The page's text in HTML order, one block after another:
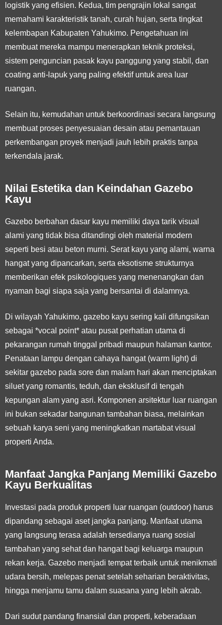
logistik yang efisien. Kedua, tim pengrajin lokal sangat
memahami karakteristik tanah, curah hujan, serta tingkat
kelembapan Kabupaten Yahukimo. Pengetahuan ini
membuat mereka mampu menerapkan teknik proteksi,
sistem penguncian pasak kayu panggung yang stabil, dan
coating anti-lapuk yang paling efektif untuk area luar
ruangan.
Selain itu, kemudahan untuk berkoordinasi secara langsung
membuat proses penyesuaian desain atau pemantauan
perkembangan proyek menjadi jauh lebih praktis tanpa
terkendala jarak.
Nilai Estetika dan Keindahan Gazebo
Kayu
Gazebo berbahan dasar kayu memiliki daya tarik visual
alami yang tidak bisa ditandingi oleh material modern
seperti besi atau beton murni. Serat kayu yang alami, warna
hangat yang dipancarkan, serta eksotisme strukturnya
memberikan efek psikologiques yang menenangkan dan
nyaman bagi siapa saja yang bersantai di dalamnya.
Di wilayah Yahukimo, gazebo kayu sering kali difungsikan
sebagai *vocal point* atau pusat perhatian utama di
pekarangan rumah tinggal pribadi maupun halaman kantor.
Penataan lampu dengan cahaya hangat (warm light) di
sekitar gazebo pada sore dan malam hari akan menciptakan
siluet yang romantis, teduh, dan eksklusif di tengah
kepungan alam yang asri. Komponen arsitektur luar ruangan
ini bukan sekadar bangunan tambahan biasa, melainkan
sebuah karya seni yang meningkatkan martabat visual
properti Anda.
Manfaat Jangka Panjang Memiliki Gazebo
Kayu Berkualitas
Investasi pada produk properti luar ruangan (outdoor) harus
dipandang sebagai aset jangka panjang. Manfaat utama
yang langsung terasa adalah tersedianya ruang sosial
tambahan yang sehat dan hangat bagi keluarga maupun
rekan kerja. Gazebo menjadi tempat terbaik untuk menikmati
udara bersih, melepas penat setelah seharian beraktivitas,
hingga menjamu tamu dalam suasana yang lebih akrab.
Dari sudut pandang finansial dan properti, keberadaan